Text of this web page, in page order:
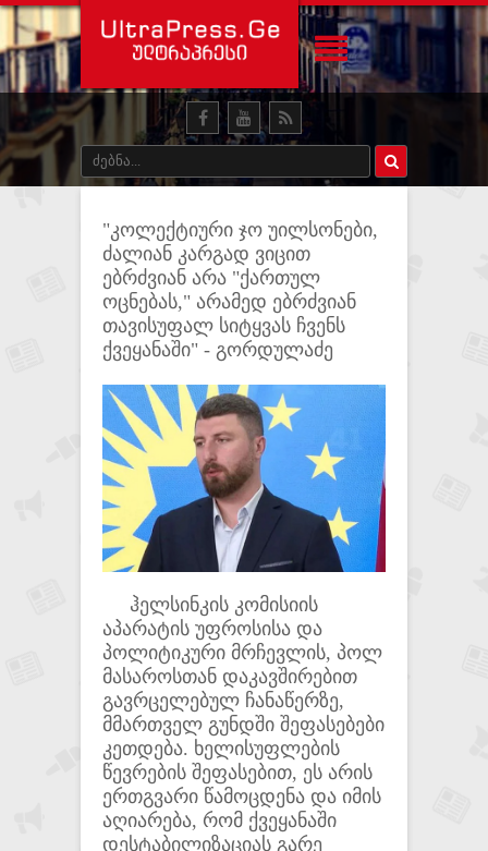
"კოლექტიური ჯო უილსონები,
ძალიან კარგად ვიცით
ებრძვიან არა "ქართულ
ოცნებას," არამედ ებრძვიან
თავისუფალ სიტყვას ჩვენს
ქვეყანაში" - გორდულაძე
ჰელსინკის კომისიის
აპარატის უფროსისა და
პოლიტიკური მრჩევლის, პოლ
მასაროსთან დაკავშირებით
გავრცელებულ ჩანაწერზე,
მმართველ გუნდში შეფასებები
კეთდება. ხელისუფლების
წევრების შეფასებით, ეს არის
ერთგვარი წამოცდენა და იმის
აღიარება, რომ ქვეყანაში
დესტაბილიზაციას გარე